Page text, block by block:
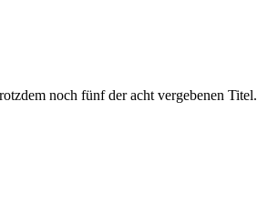
noch fünf der acht vergebenen Titel.